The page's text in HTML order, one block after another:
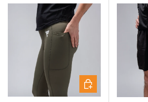
Välj alternativ